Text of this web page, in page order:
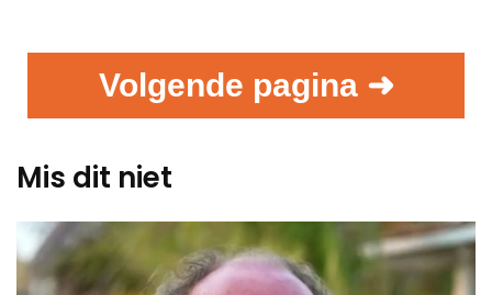
Volgende pagina ➜
Mis dit niet